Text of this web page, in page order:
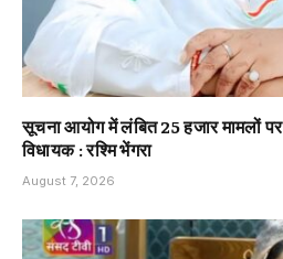
सूचना आयोग में लंबित 25 हजार मामलों
विधायक : रश्मि भेंगरा
August 7, 2026